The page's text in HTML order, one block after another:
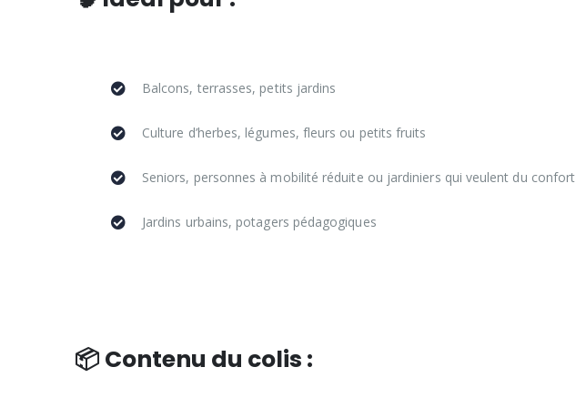
Balcons, terrasses, petits jardins
Culture d’herbes, légumes, fleurs ou petits fruits
Seniors, personnes à mobilité réduite ou jardiniers qui veulent du confort
Jardins urbains, potagers pédagogiques
📦 Contenu du colis :